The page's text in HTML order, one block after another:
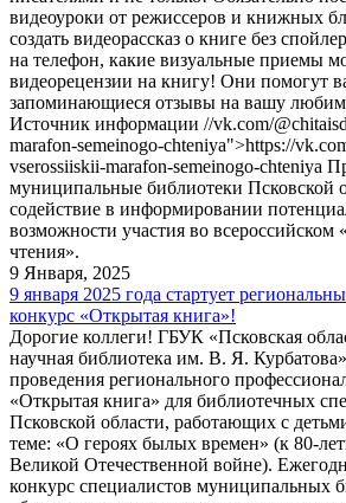
видеоуроки от режиссеров и книжных
создать видеорассказ о книге без
на телефон, какие визуальные приемы
видеорецензии на книгу! Они помогут
запоминающиеся отзывы на вашу
Источник информации //vk.com/
marafon-semeinogo-chteniya">https://
vserossiiskii-marafon-semeinogo-chteniya
муниципальные библиотеки Псковской
содействие в информировании
возможности участия во
чтения».
9 Января, 2025
9 января 2025 года стартует
конкурс «Открытая книга»!
Дорогие коллеги! ГБУК «Псковская
научная библиотека им. В. Я.
проведения регионального
«Открытая книга» для библиотечных
Псковской области, работающих с
теме: «О героях былых времен» (к 80-
Великой Отечественной войне).
конкурс специалистов муниципальных